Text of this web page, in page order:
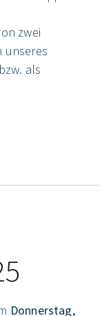
zwei
unseres
als
Donnerstag,